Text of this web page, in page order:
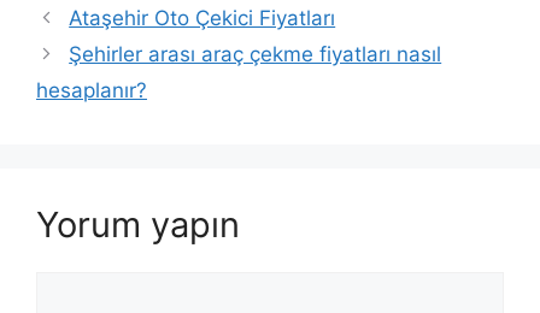
Ataşehir Oto Çekici Fiyatları
Şehirler arası araç çekme fiyatları nasıl
hesaplanır?
Yorum yapın